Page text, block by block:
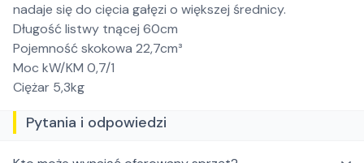
nadaje się do cięcia gałęzi o większej średnicy.
Długość listwy tnącej 60cm
Pojemność skokowa 22,7cm³
Moc kW/KM 0,7/1
Ciężar 5,3kg
Pytania i odpowiedzi